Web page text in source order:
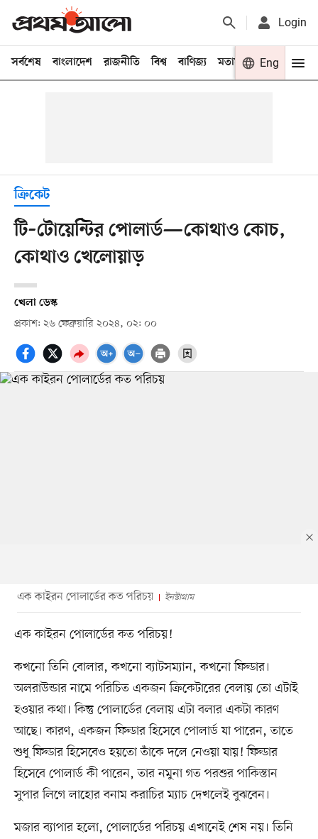
Login
সর্বশেষ বাংলাদেশ রাজনীতি বিশ্ব বাণিজ্য মতামত খেলা
Eng
ক্রিকেট
টি–টোয়েন্টির পোলার্ড—কোথাও কোচ,
কোথাও খেলোয়াড়
খেলা ডেস্ক
প্রকাশ: ২৬ ফেব্রুয়ারি ২০২৪, ০২: ০০
এক কাইরন পোলার্ডের কত পরিচয় ইনস্টাগ্রাম
এক কাইরন পোলার্ডের কত পরিচয়!
কখনো তিনি বোলার, কখনো ব্যাটসম্যান, কখনো ফিল্ডার।
অলরাউন্ডার নামে পরিচিত একজন ক্রিকেটারের বেলায় তো এটাই
হওয়ার কথা। কিন্তু পোলার্ডের বেলায় এটা বলার একটা কারণ
আছে। কারণ, একজন ফিল্ডার হিসেবে পোলার্ড যা পারেন, তাতে
শুধু ফিল্ডার হিসেবেও হয়তো তাঁকে দলে নেওয়া যায়! ফিল্ডার
হিসেবে পোলার্ড কী পারেন, তার নমুনা গত পরশুর পাকিস্তান
সুপার লিগে লাহোর বনাম করাচির ম্যাচ দেখলেই বুঝবেন।
মজার ব্যাপার হলো, পোলার্ডের পরিচয় এখানেই শেষ নয়। তিনি